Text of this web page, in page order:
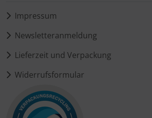
Impressum
Newsletteranmeldung
Lieferzeit und Verpackung
Widerrufsformular